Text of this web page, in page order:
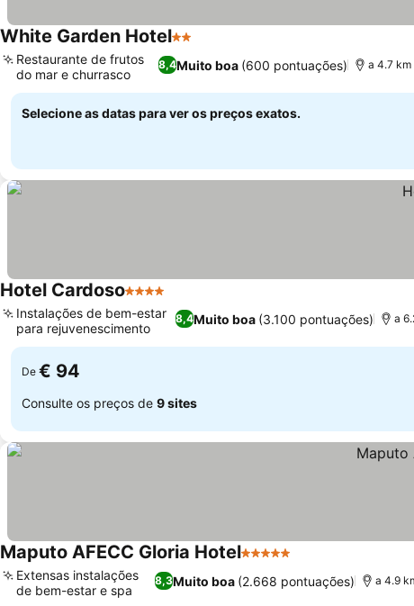
White Garden Hotel2 Estrelas
8,4Muito boa (600 pontuações)
Restaurante de frutos
do mar e churrasco
a 4.7
Selecione as datas para ver os preços exatos.
Hotel Cardoso4 Estrelas
8,4Muito boa (3.100 pontuações)
Instalações de bem-estar
para rejuvenescimento
a
De € 94
Consulte os preços de 9 sites
Maputo AFECC Gloria Hotel5 Estrelas
8,3Muito boa (2.668 pontuações)
Extensas instalações
de bem-estar e spa
a 4.9